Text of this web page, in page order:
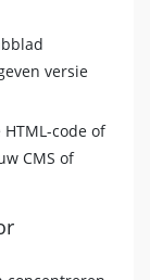
versie
code of
CMS of